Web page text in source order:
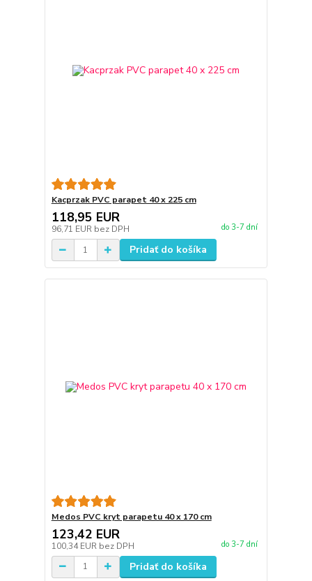
Kacprzak PVC parapet 40 x 225 cm
118,95 EUR
96,71 EUR bez DPH do 3-7 dní
Pridať do košíka
Medos PVC kryt parapetu 40 x 170 cm
123,42 EUR
100,34 EUR bez DPH do 3-7 dní
Pridať do košíka